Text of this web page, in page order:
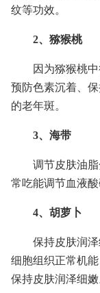
纹等功效。
2、猕猴桃
因为猕猴桃
预防色素沉着、
的老年斑。
3、海带
调节皮肤油
常吃能调节血液
4、胡萝卜
保持皮肤润
细胞组织正常机
保持皮肤润泽细嫩